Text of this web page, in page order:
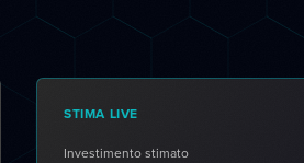
STIMA LIVE
Investimento stimato